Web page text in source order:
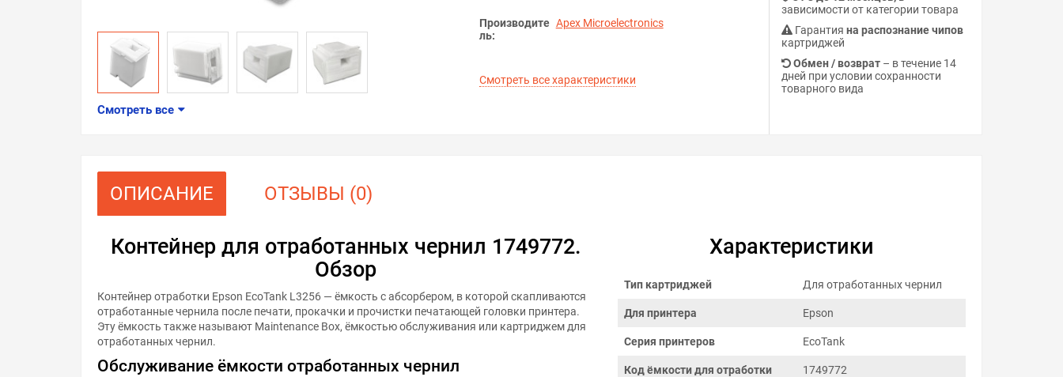
Смотреть все
Производите
ль:
Apex Microelectronics
Смотреть все характеристики
зависимости от категории товара
Гарантия на распознание чипов
картриджей
Обмен / возврат– в течение 14
дней при условии сохранности
товарного вида
ОПИСАНИЕ ОТЗЫВЫ (0)
Контейнер для отработанных чернил 1749772.
Обзор
Контейнер отработки Epson EcoTank L3256 — ёмкость с абсорбером, в которой скапливаются
отработанные чернила после печати, прокачки и прочистки печатающей головки принтера.
Эту ёмкость также называют Maintenance Box, ёмкостью обслуживания или картриджем для
отработанных чернил.
Обслуживание ёмкости отработанных чернил
Характеристики
Тип картриджей Для отработанных чернил
Для принтера Epson
Серия принтеров EcoTank
Код ёмкости для отработки
1749772